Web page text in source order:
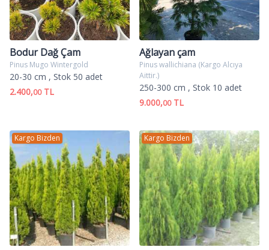
Bodur Dağ Çam
Pinus Mugo Wintergold
20-30 cm , Stok 50 adet
2.400,00TL
Ağlayan çam
Pinus wallichiana (Kargo Alcıya
Aittir.)
250-300 cm , Stok 10 adet
9.000,00TL
Kargo Bizden Kargo Bizden